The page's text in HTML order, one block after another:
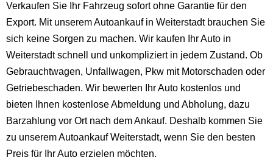
Verkaufen Sie Ihr Fahrzeug sofort ohne Garantie für den
Export. Mit unserem Autoankauf in Weiterstadt brauchen Sie
sich keine Sorgen zu machen. Wir kaufen Ihr Auto in
Weiterstadt schnell und unkompliziert in jedem Zustand. Ob
Gebrauchtwagen, Unfallwagen, Pkw mit Motorschaden oder
Getriebeschaden. Wir bewerten Ihr Auto kostenlos und
bieten Ihnen kostenlose Abmeldung und Abholung, dazu
Barzahlung vor Ort nach dem Ankauf. Deshalb kommen Sie
zu unserem Autoankauf Weiterstadt, wenn Sie den besten
Preis für Ihr Auto erzielen möchten.